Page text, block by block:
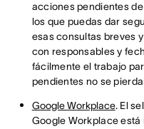
acciones pendientes
los que puedas dar
esas consultas breves
con responsables y
fácilmente el trabajo
pendientes no se
Google Workplace. El
Google Workplace